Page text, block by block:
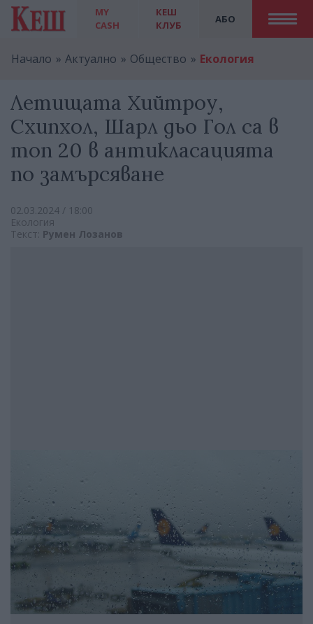
MY
CASH
АБО
КЕШ
КЛУБ
Начало Актуално Общество Екология
Летищата Хийтроу,
Схипхол, Шарл дьо Гол са в
топ 20 в антикласацията
по замърсяване
02.03.2024 / 18:00
Екология
Текст: Румен Лозанов